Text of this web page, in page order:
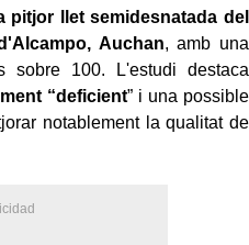
pitjor llet semidesnatada del
Auchan, amb una
sobre 100. L'estudi destaca
“deficient” i una possible
notablement la qualitat de